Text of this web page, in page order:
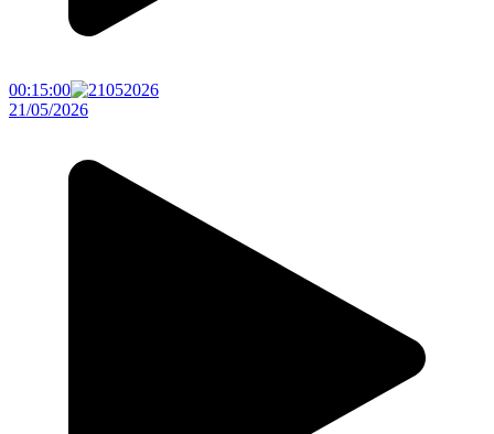
00:15:00
21/05/2026